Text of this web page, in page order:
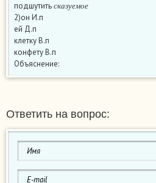
подшутить
2)он И.п
ей Д.п
клетку В.п
конфету В.п
Объяснение:
Ответить на вопрос: